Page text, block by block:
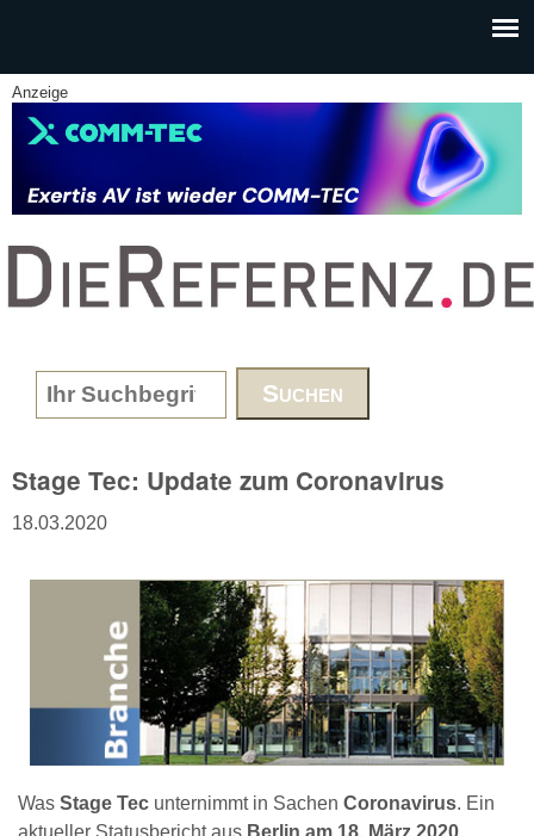
Anzeige
www.DieReferenz.de
Search form
Stage Tec: Update zum Coronavirus
18.03.2020
Was Stage Tec unternimmt in Sachen Coronavirus. Ein
aktueller Statusbericht aus Berlin am 18. März 2020.